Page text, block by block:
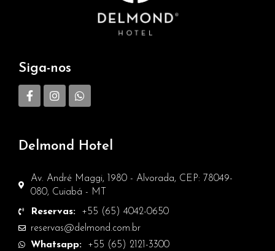
Siga-nos
Delmond Hotel
Av. André Maggi, 1980 - Alvorada, CEP: 78049-
080, Cuiabá - MT
Reservas: +55 (65) 4042-0650
reservas@delmond.com.br
Whatsapp: +55 (65) 2121-3300